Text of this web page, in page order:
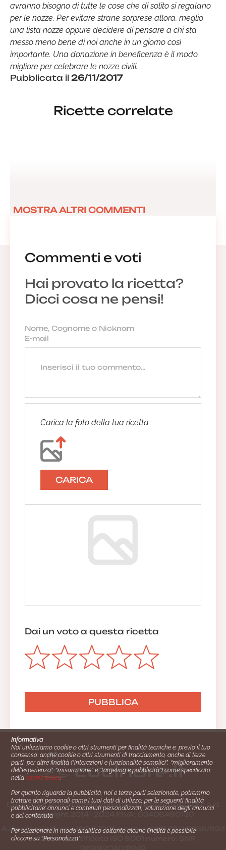
avranno bisogno di tutte le cose che di solito si regalano
per le nozze. Per evitare strane sorprese allora, meglio
una lista nozze oppure decidere di pensare a chi sta
messo meno bene di noi anche in un giorno così
importante. Una donazione in beneficenza è il modo
migliore per celebrare le nozze civili.
Pubblicata il 26/11/2017
Ricette correlate
Commenti e voti
Hai provato la ricetta?
Dicci cosa ne pensi!
Carica la foto della tua ricetta
CARICA
Dai un voto a questa ricetta
MOSTRA ALTRI COMMENTI
Cucinare.it è un marchio commerciale di Impiego24.it s.r.l.
copyright 2014 - 2024 P.IVA: 03406490130
Azienda certiﬁcata ISO 27001 numero: SNR 73140386/89/I
- Azienda certiﬁcata ISO 9001 numero: SNR
Informativa
Noi utilizziamo cookie o altri strumenti per finalità tecniche e, previo il tuo
consenso, anche cookie o altri strumenti di tracciamento, anche di terze
parti, per altre finalità (“interazioni e funzionalità semplici”, “miglioramento
dell'esperienza”, “misurazione” e “targeting e pubblicità”) come specificato
nellacookie policy.
Per quanto riguarda la pubblicità, noi e terze parti selezionate, potremmo
trattare dati personali come i tuoi dati di utilizzo, per le seguenti finalità
pubblicitarie: annunci e contenuti personalizzati, valutazione degli annunci
e del contenuto.
Per selezionare in modo analitico soltanto alcune finalità è possibile
cliccare su “Personalizza”.